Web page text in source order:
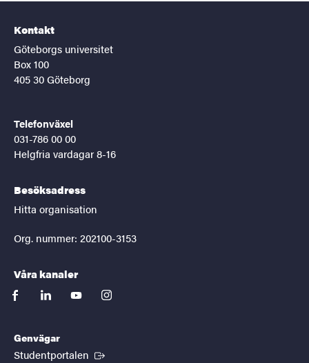
Kontakt
Göteborgs universitet
Box 100
405 30 Göteborg
Telefonväxel
031-786 00 00
Helgfria vardagar 8-16
Besöksadress
Hitta organisation
Org. nummer: 202100-3153
Våra kanaler
facebooklinkedinyoutubeinstagram
Genvägar
Studentportalen (Extern länk)